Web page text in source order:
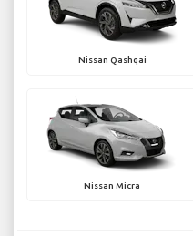
Nissan Qashqai
Nissan Micra